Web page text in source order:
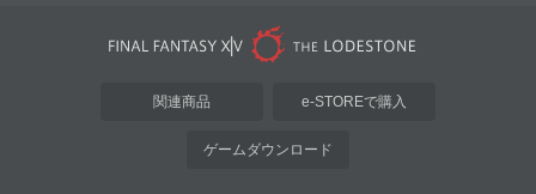
関連商品 e-STOREで購入
ゲームダウンロード